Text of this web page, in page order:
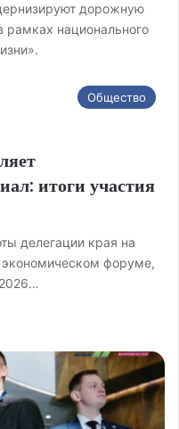
дорожную
национального
Общество
итоги участия
делегации края на
форуме,